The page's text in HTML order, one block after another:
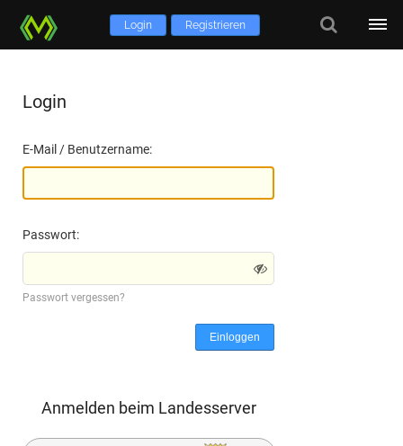
Login Registrieren
Login
E-Mail / Benutzername:
Passwort:
Passwort vergessen?
Anmelden beim Landesserver